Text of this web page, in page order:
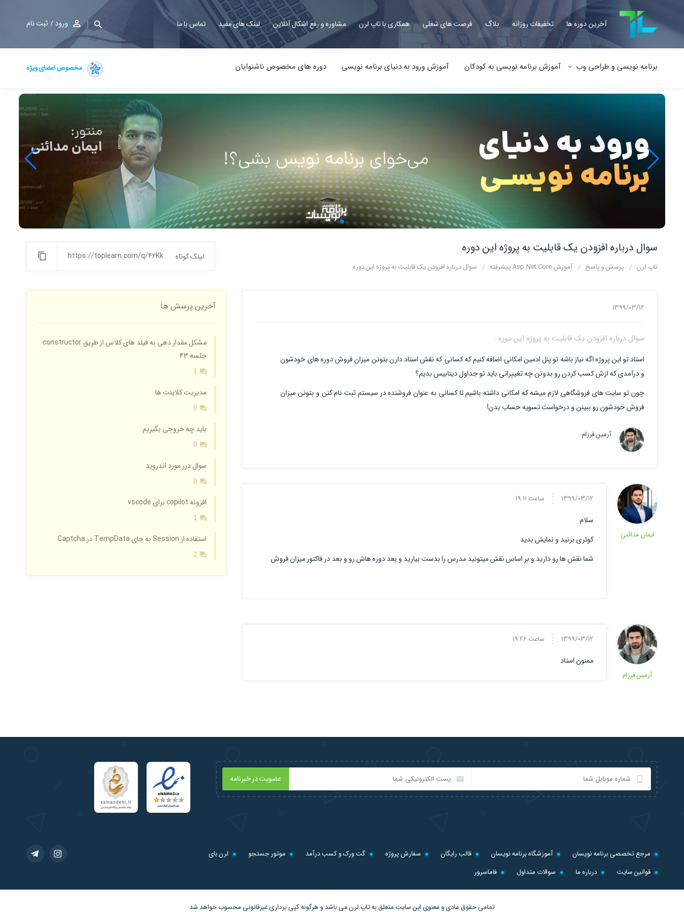
آخرین دوره ها تخفیفات روزانه بلاگ فرصت های شغلی همکاری با تاپ لرن مشاوره و رفع اشکال آنلاین لینک های مفید تماس با ما ورود ثبت نام
برنامه نویسی و طراحی وب آموزش برنامه نویسی به کودکان آموزش ورود به دنیای برنامه نویسی دوره های مخصوص ناشنوایان مخصوص اعضای ویژه
سوال درباره افزودن یک قابلیت به پروژه این دوره
تاپ لرن پرسش و پاسخ آموزش Asp.Net Core پیشرفته سوال درباره افزودن یک قابلیت به پروژه این دوره
لینک کوتاه https://toplearn.com/q/42Kk
1399/03/12
سوال درباره افزودن یک قابلیت به پروژه این دوره :
استاد تو این پروژه اگه نیاز باشه تو پنل ادمین امکانی اضافه کنیم که کسانی که نقش استاد دارن بتونن میزان فروش دوره های خودشون
و درآمدی که ازش کسب کردن رو بدونن چه تغییراتی باید تو جداول دیتابیس بدیم؟
چون تو سایت های فروشگاهی لازم میشه که امکانی داشته باشیم تا کسانی به عنوان فروشنده در سیستم ثبت نام کنن و بتونن میزان
فروش خودشون رو ببینن و درخواست تسویه حساب بدن!
آرمین فرزام
ایمان مدائنی
1399/03/12 ساعت 19:11
سلام
کوئری بزنید و نمایش بدید
شما نقش ها رو دارید و بر اساس نقش میتونید مدرس را بدست بیارید و بعد دوره هاش رو و بعد در فاکتور میزان فروش
آرمین فرزام
1399/03/12 ساعت 19:26
ممنون استاد
آخرین پرسش ها
مشکل مقدار دهی به فیلد های کلاس از طریق constructor
جلسه 43
1
مدیریت کلاینت ها
0
باید چه خروجی بگیریم
0
سوال درر مورد اندروید
0
افزونه copilot برای vscode
1
استفاده از Session به جای TempData در Captcha
2
عضویت در خبرنامه
مرجع تخصصی برنامه نویسان آموزشگاه برنامه نویسان قالب رایگان سفارش پروژه گت ورک و کسب درآمد موتور جستجو
لرن بای
قوانین سایت
درباره ما سوالات متداول فاماسرور
تمامی حقوق مادی و معنوی این سایت متعلق بهتاپ لرنمی باشد و هرگونه کپی برداری غیرقانونی محسوب خواهد شد